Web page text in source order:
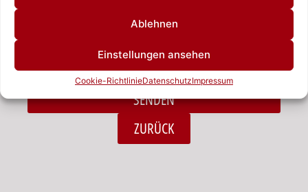
Ablehnen
Einstellungen ansehen
Cookie-RichtlinieDatenschutzImpressum
Ich habe die Datenschutzerklärung zur Kenntnis
genommen.*
SENDEN
ZURÜCK